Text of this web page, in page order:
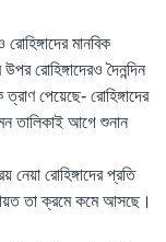
মানবিক
রোহিঙ্গাদেরও দৈনন্দিন
পেয়েছে- রোহিঙ্গাদের
তালিকাই আগে শুনান
নেয়া রোহিঙ্গাদের প্রতি
তা ক্রমে কমে আসছে।